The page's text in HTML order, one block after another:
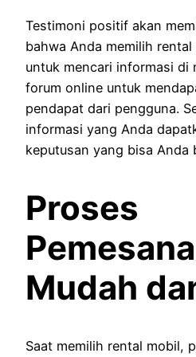
Testimoni positif akan
bahwa Anda memilih
untuk mencari informasi di
forum online untuk
pendapat dari pengguna.
informasi yang Anda
keputusan yang bisa Anda
Proses
Mudah
Saat memilih rental mobil,